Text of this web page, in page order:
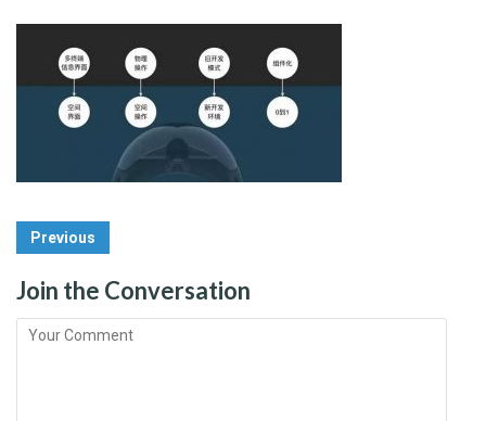
Post
Navigation
Previous
Join the Conversation